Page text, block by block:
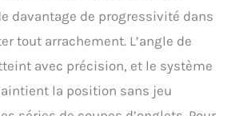
davantage de progressivité dans
tout arrachement. L’angle de
avec précision, et le système
la position sans jeu